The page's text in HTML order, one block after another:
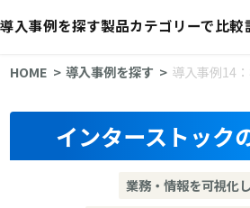
導入事例を探す製品カテゴリーで比較
HOME 導入事例を探す 導入事例14
インターストック
業務・情報を可視化